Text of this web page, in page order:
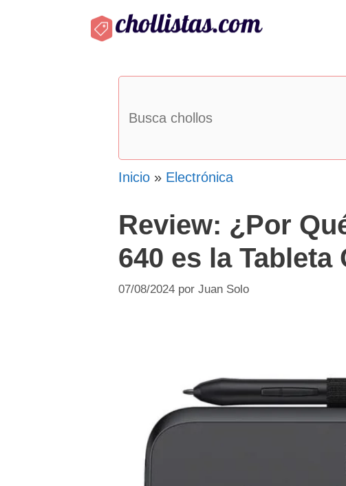
Inicio » Electrónica
Review: ¿Por
640 es la
07/08/2024 por Juan Solo